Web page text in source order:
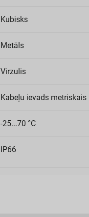
Kubisks
Metāls
Virzulis
Kabeļu ievads metriskais
-25...70 °C
IP66